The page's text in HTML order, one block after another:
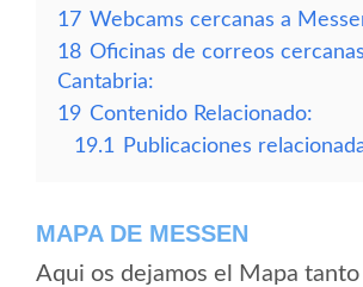
17 Webcams cercanas a
18 Oficinas de correos
Cantabria:
19 Contenido Relacionado:
19.1
Publicaciones
MAPA DE MESSEN
Aqui os dejamos el Mapa tanto